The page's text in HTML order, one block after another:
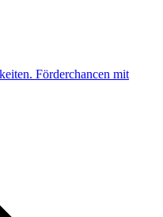
Förderchancen mit